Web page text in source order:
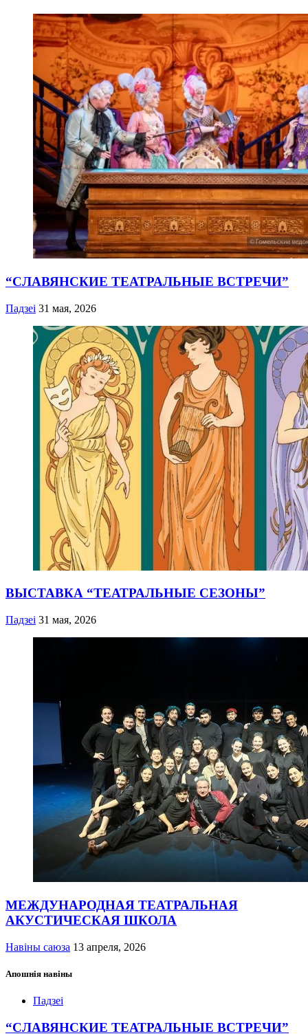
“СЛАВЯНСКИЕ ТЕАТРАЛЬНЫЕ ВСТРЕЧИ”
Падзеі 31 мая, 2026
ВЫСТАВКА “ТЕАТРАЛЬНЫЕ СЕЗОНЫ”
Падзеі 31 мая, 2026
МЕЖДУНАРОДНАЯ ТЕАТРАЛЬНАЯ
АКУСТИЧЕСКАЯ ШКОЛА
Навіны саюза 13 апреля, 2026
Апошнія навіны
Падзеі
“СЛАВЯНСКИЕ ТЕАТРАЛЬНЫЕ ВСТРЕЧИ”